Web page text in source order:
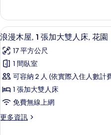
有
相
片
四
人
房
詳
情
顯
示
浪
漫
木
屋,
張
9
浪漫木屋, 1 張加大雙人床, 花園
17 平方公尺
1 間臥室
可容納 2 人 (依實際入住人數計
1 張加大雙人床
免費無線上網
更多資訊
更